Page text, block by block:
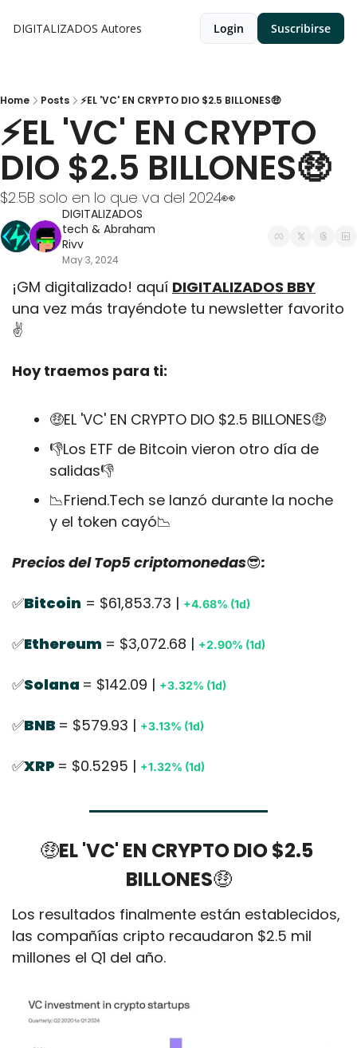
DIGITALIZADOS Autores Login Suscribirse
Home Posts ⚡EL 'VC' EN CRYPTO DIO $2.5 BILLONES🤑
⚡EL 'VC' EN CRYPTO
DIO $2.5 BILLONES🤑
$2.5B solo en lo que va del 2024👀
DIGITALIZADOS
tech & Abraham
Rivv
May 3, 2024
¡GM digitalizado! aquí DIGITALIZADOS BBY
una vez más trayéndote tu newsletter favorito
✌️
Hoy traemos para ti:
🤑EL 'VC' EN CRYPTO DIO $2.5 BILLONES🤑
👎Los ETF de Bitcoin vieron otro día de
salidas👎
📉Friend.Tech se lanzó durante la noche
y el token cayó📉
Precios del Top5 criptomonedas😎:
✅Bitcoin = $61,853.73 | +4.68% (1d)
✅Ethereum = $3,072.68 | +2.90% (1d)
✅Solana = $142.09 | +3.32% (1d)
✅BNB = $579.93 | +3.13% (1d)
✅XRP = $0.5295 | +1.32% (1d)
🤑EL 'VC' EN CRYPTO DIO $2.5
BILLONES🤑
Los resultados finalmente están establecidos,
las compañías cripto recaudaron $2.5 mil
millones el Q1 del año.